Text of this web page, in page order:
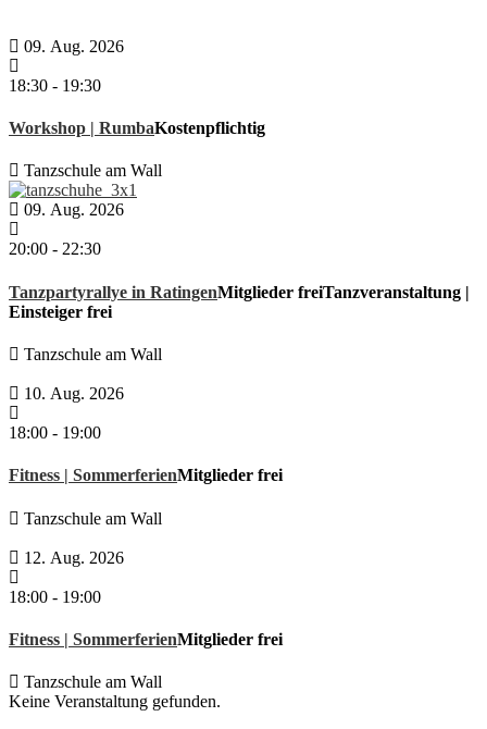
09. Aug. 2026
18:30 - 19:30
Workshop | RumbaKostenpflichtig
Tanzschule am Wall
09. Aug. 2026
20:00 - 22:30
Tanzpartyrallye in RatingenMitglieder freiTanzveranstaltung |
Einsteiger frei
Tanzschule am Wall
10. Aug. 2026
18:00 - 19:00
Fitness | SommerferienMitglieder frei
Tanzschule am Wall
12. Aug. 2026
18:00 - 19:00
Fitness | SommerferienMitglieder frei
Tanzschule am Wall
Keine Veranstaltung gefunden.